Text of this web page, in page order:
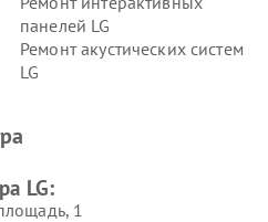
панелей LG
Ремонт акустических систем
LG
Ремонт вертикальных
LG:
1